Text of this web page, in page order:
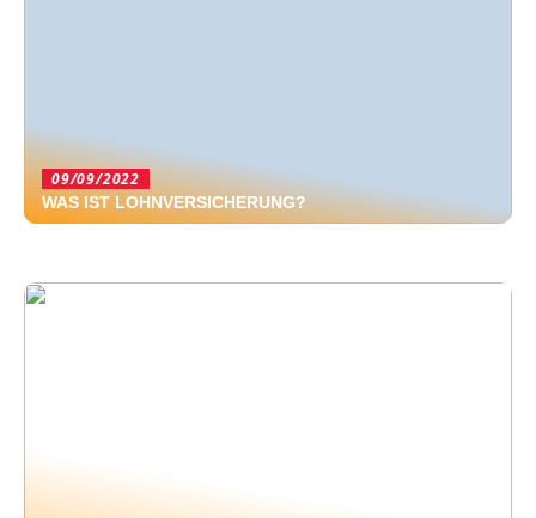
09/09/2022
WAS IST LOHNVERSICHERUNG?